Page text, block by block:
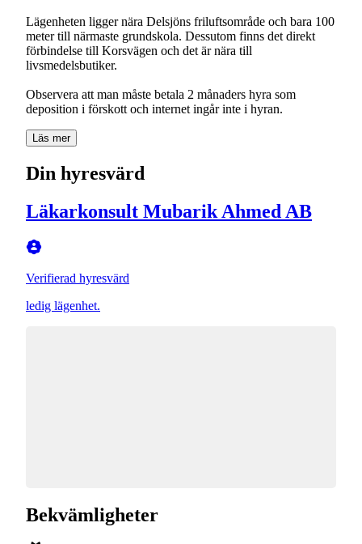
Lägenheten ligger nära Delsjöns friluftsområde och bara 100
meter till närmaste grundskola. Dessutom finns det direkt
förbindelse till Korsvägen och det är nära till
livsmedelsbutiker.
Observera att man måste betala 2 månaders hyra som
deposition i förskott och internet ingår inte i hyran.
Läs mer
Din hyresvärd
Läkarkonsult Mubarik Ahmed AB
Verifierad hyresvärd
ledig lägenhet.
Bekvämligheter